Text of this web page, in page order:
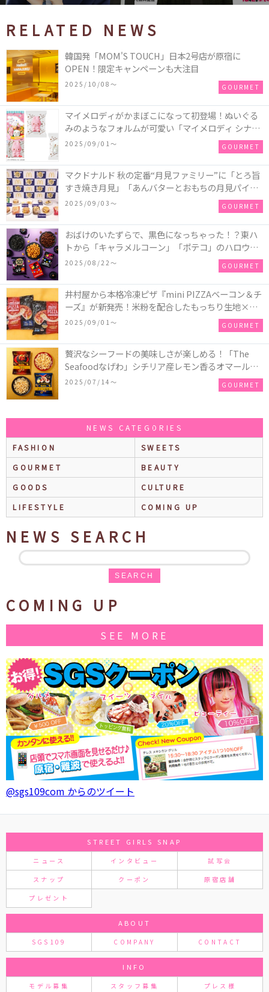
RELATED NEWS
韓国発「MOM'S TOUCH」日本2号店が原宿に
OPEN！限定キャンペーンも大注目
2025/10/08〜 GOURMET
マイメロディがかまぼこになって初登場！ぬいぐる
みのようなフォルムが可愛い「マイメロディ シナモ
ロール かまぼこ」が新発売
2025/09/01〜 GOURMET
マクドナルド 秋の定番“月見ファミリー”に「とろ旨
すき焼き月見」「あんバターとおもちの月見パイ」
「月見マ ックシェイク 山梨県産シャインマスカット
2025/09/03〜 GOURMET
おばけのいたずらで、黒色になっちゃった！？東ハ
トから「キャラメルコーン」「ポテコ」のハロウィ
ン限定商品が新発売♪
2025/08/22〜 GOURMET
井村屋から本格冷凍ピザ『mini PIZZAベーコン＆チ
ーズ』が新発売！米粉を配合したもっちり生地×ご
ろごろ具材×とろけるチーズで満足感たっぷりのピ
2025/09/01〜 GOURMET
贅沢なシーフードの美味しさが楽しめる！「The
Seafoodなげわ」シチリア産レモン香るオマール海
老味、安曇野産わさび香るうに味が期間限定で新発
2025/07/14〜 GOURMET
NEWS CATEGORIES
FASHION
SWEETS
GOURMET
BEAUTY
GOODS
CULTURE
LIFESTYLE
COMING UP
NEWS SEARCH
SEARCH
COMING UP
SEE MORE
@sgs109com からのツイート
STREET GIRLS SNAP
ニュース インタビュー 試写会
スナップ クーポン 原宿店舗
プレゼント
ABOUT
SGS109 COMPANY CONTACT
INFO
モデル募集 スタッフ募集 プレス様